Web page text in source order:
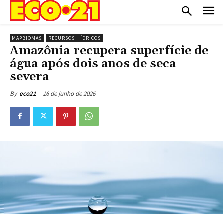
MAPBIOMAS RECURSOS HÍDRICOS
Amazônia recupera superfície de
água após dois anos de seca
severa
By eco21 16 de junho de 2026